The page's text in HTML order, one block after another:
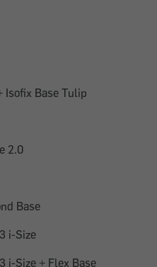
Isofix Base Tulip
2.0
Base
3 i-Size
i-Size + Flex Base